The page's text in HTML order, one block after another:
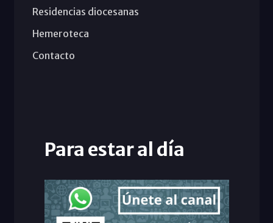
Residencias diocesanas
Hemeroteca
Contacto
Para estar al día